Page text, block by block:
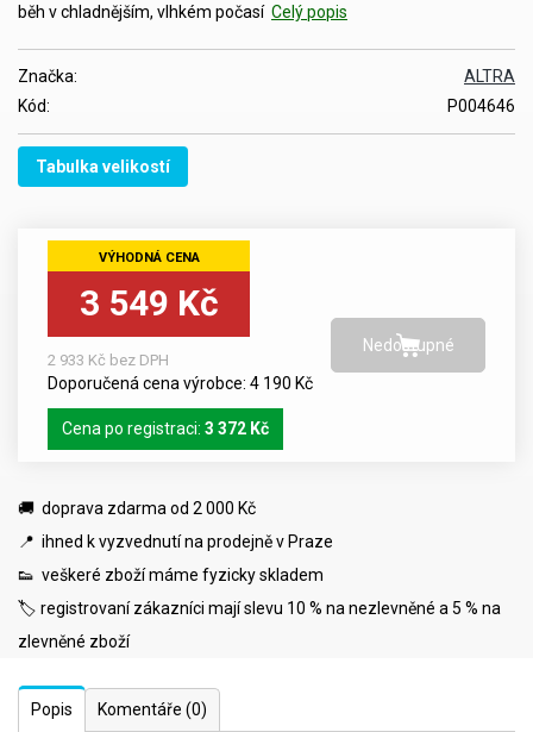
běh v chladnějším, vlhkém počasí Celý popis
ALTRA
Značka:
P004646
Kód:
Tabulka velikostí
3 549 Kč
2 933 Kč bez DPH
Doporučená cena výrobce: 4 190 Kč
Cena po registraci: 3 372 Kč
🚚 doprava zdarma od 2 000 Kč
📍 ihned k vyzvednutí na prodejně v Praze
👟 veškeré zboží máme fyzicky skladem
🏷️ registrovaní zákazníci mají slevu 10 % na nezlevněné a 5 % na
zlevněné zboží
Popis Komentáře (0)